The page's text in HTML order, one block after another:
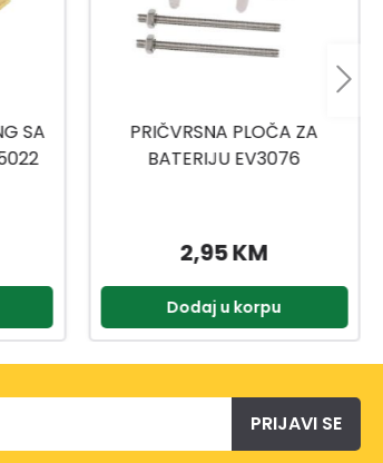
REDUKCIJA NIKLOVANA
EV3070 1/2-20 MM
2,75 KM
Dodaj u korpu
PRIJAVI SE